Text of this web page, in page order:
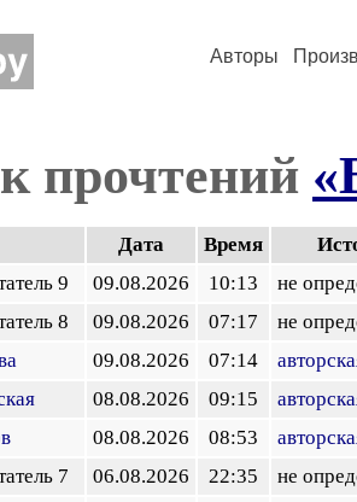
Авторы
прочтений
Дата Время
9
09.08.2026 10:13
не
8
09.08.2026 07:17
не
09.08.2026 07:14
08.08.2026 09:15
08.08.2026 08:53
7
06.08.2026 22:35
не